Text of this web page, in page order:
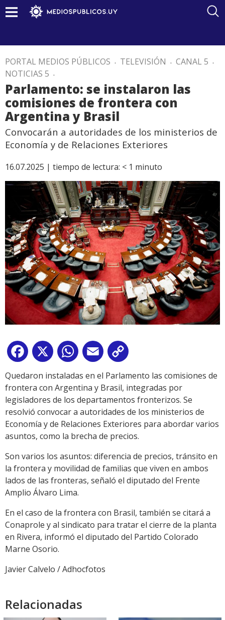
PORTAL MEDIOS PÚBLICOS . TELEVISIÓN . CANAL 5 .
NOTICIAS 5 .
Parlamento: se instalaron las
comisiones de frontera con
Argentina y Brasil
Convocarán a autoridades de los ministerios de
Economía y de Relaciones Exteriores
16.07.2025 | tiempo de lectura: < 1 minuto
Facebook
X WhatsApp
Email
Link
Quedaron instaladas en el Parlamento las comisiones de
frontera con Argentina y Brasil, integradas por
legisladores de los departamentos fronterizos. Se
resolvió convocar a autoridades de los ministerios de
Economía y de Relaciones Exteriores para abordar varios
asuntos, como la brecha de precios.
Son varios los asuntos: diferencia de precios, tránsito en
la frontera y movilidad de familias que viven en ambos
lados de las fronteras, señaló el diputado del Frente
Amplio Álvaro Lima.
En el caso de la frontera con Brasil, también se citará a
Conaprole y al sindicato para tratar el cierre de la planta
en Rivera, informó el diputado del Partido Colorado
Marne Osorio.
Javier Calvelo / Adhocfotos
Relacionadas